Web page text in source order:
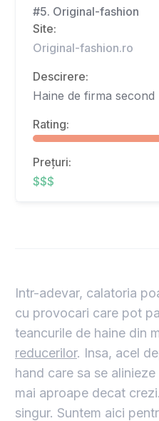
#5. Original-fashion
Site:
Original-fashion.ro
Descirere:
Haine de firma second
Rating:
Prețuri:
$$$
Intr-adevar, calatoria
cu provocari care pot
teancurile de haine din
reducerilor. Insa, acel
hand care sa se
mai aproape decat
singur. Suntem aici